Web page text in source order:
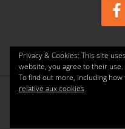
Privacy & Cookies: This site
website, you agree to their use.
To find out more, including
relative aux cookies